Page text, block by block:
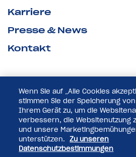
Karriere
Presse & News
Kontakt
Wenn Sie auf „Alle Cookies
stimmen Sie der Speicherung
Ihrem Gerät zu, um die
verbessern, die Websitenutzung
und unsere
unterstützen.
Zu unseren
Datenschutzbestimmungen